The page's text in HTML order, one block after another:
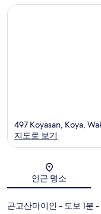
497 Koyasan, Koya,
지도로 보기
인근 명소
곤고산마이인 - 도보 1분 -